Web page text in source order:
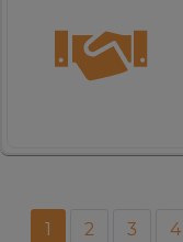
1 2 3 4